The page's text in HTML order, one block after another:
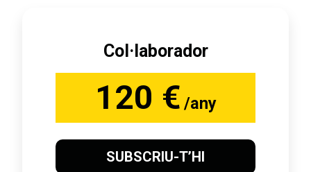
Col·laborador
120 € /any
SUBSCRIU-T’HI